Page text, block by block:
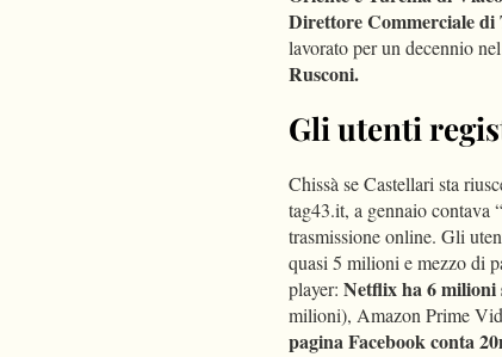
Direttore Commerciale
lavorato per un decennio
Rusconi.
Gli utenti
Chissà se Castellari sta
tag43.it, a gennaio contava
trasmissione online. Gli
quasi 5 milioni e mezzo di
player: Netflix ha 6 milioni
milioni), Amazon Prime
pagina Facebook conta